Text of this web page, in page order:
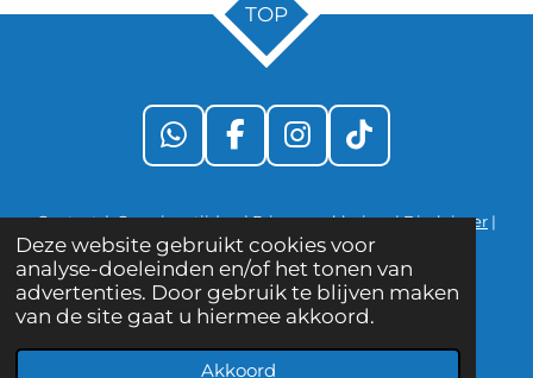
Deze website gebruikt cookies voor
analyse-doeleinden en/of het tonen van
advertenties. Door gebruik te blijven maken
van de site gaat u hiermee akkoord.
Akkoord
TOP
W
h
s
A
p
p
F
a
e
b
o
o
k
I
n
t
a
g
r
a
T
i
o
k
Contact|Openingstijden|Privacyverklaring|Disclaimer |
Algemene voorwaarden
© 2025 Eyefashion Ermelo